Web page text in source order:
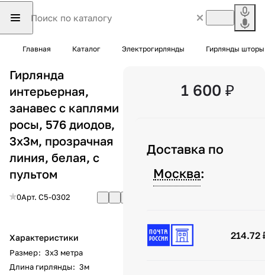
Главная Каталог Электрогирлянды Гирлянды
Гирлянда
интерьерная,
занавес с каплями
росы, 576 диодов,
3х3м, прозрачная
линия, белая, с
пультом
0Арт. C5-0302
Характеристики
Размер: 3х3 метра
Длина гирлянды: 3м
1 600 ₽
Доставка по
Москва:
214.72